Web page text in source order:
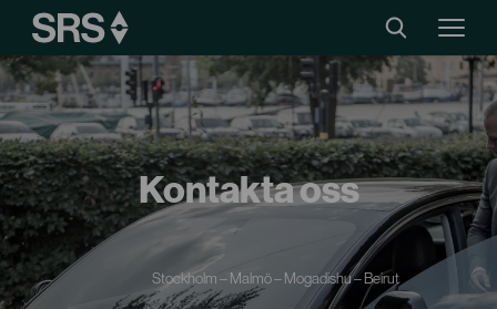
Kontakta oss
Stockholm – Malmö – Mogadishu – Beirut